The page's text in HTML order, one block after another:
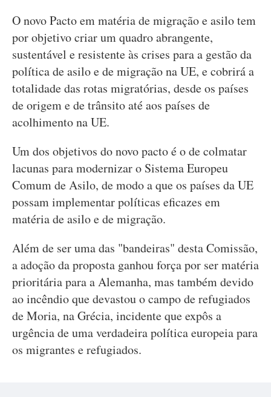
O novo Pacto em matéria de migração e asilo tem
por objetivo criar um quadro abrangente,
sustentável e resistente às crises para a gestão da
política de asilo e de migração na UE, e cobrirá a
totalidade das rotas migratórias, desde os países
de origem e de trânsito até aos países de
acolhimento na UE.
Um dos objetivos do novo pacto é o de colmatar
lacunas para modernizar o Sistema Europeu
Comum de Asilo, de modo a que os países da UE
possam implementar políticas eficazes em
matéria de asilo e de migração.
Além de ser uma das "bandeiras" desta Comissão,
a adoção da proposta ganhou força por ser matéria
prioritária para a Alemanha, mas também devido
ao incêndio que devastou o campo de refugiados
de Moria, na Grécia, incidente que expôs a
urgência de uma verdadeira política europeia para
os migrantes e refugiados.